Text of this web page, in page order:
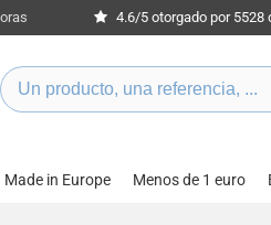
4.6/5 otorgado por 5528
Made in Europe Menos de 1 euro